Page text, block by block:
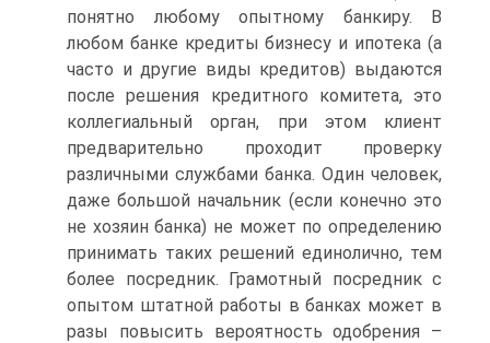
понятно любому опытному банкиру. В
любом банке кредиты бизнесу и ипотека (а
часто и другие виды кредитов) выдаются
после решения кредитного комитета, это
коллегиальный орган, при этом клиент
предварительно проходит проверку
различными службами банка. Один человек,
даже большой начальник (если конечно это
не хозяин банка) не может по определению
принимать таких решений единолично, тем
более посредник. Грамотный посредник с
опытом штатной работы в банках может в
разы повысить вероятность одобрения –